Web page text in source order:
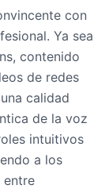
con
Ya sea
contenido
de redes
calidad
de la voz
intuitivos
a los
entre